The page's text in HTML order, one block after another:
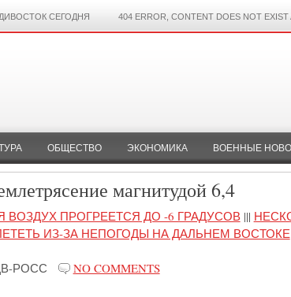
СЕГОДНЯ 404 ERROR, CONTENT DOES NOT EXIST
ОБЩЕСТВО ЭКОНОМИКА ВОЕННЫЕ
магнитудой 6,4
ВОЗДУХ ПРОГРЕЕТСЯ ДО -6 ГРАДУСОВ|||
ИЗ-ЗА НЕПОГОДЫ НА ДАЛЬНЕМ ВОСТОКЕ
РОСС NO COMMENTS